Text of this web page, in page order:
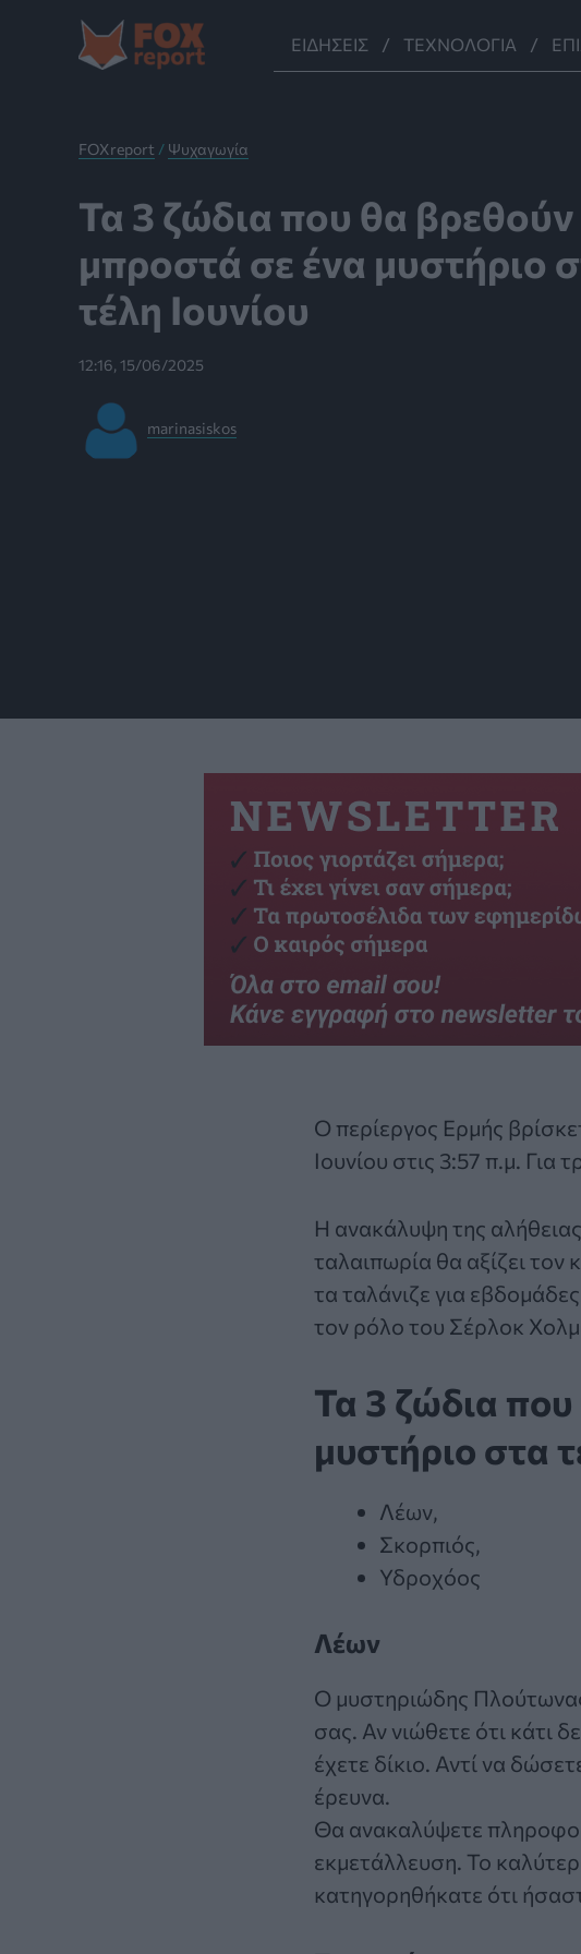
Μετάβαση
περιεχόμενο
ΕΙΔΉΣΕΙΣ ΤΕΧΝΟΛΟΓΊΑ
FOXreport / Ψυχαγωγία
Τα 3 ζώδια που θα βρεθούν
μπροστά σε ένα μυστήριο
τέλη Ιουνίου
12:16, 15/06/2025
marinasiskos
Ο περίεργος Ερμής
Ιουνίου στις 3:57 π.μ. Για
Η ανακάλυψη της
ταλαιπωρία θα αξίζει τον
τα ταλάνιζε για
τον ρόλο του Σέρλοκ
Τα 3 ζώδια
μυστήριο στα
Λέων,
Σκορπιός,
Υδροχόος
Λέων
Ο μυστηριώδης
σας. Αν νιώθετε ότι κάτι
έχετε δίκιο. Αντί να
έρευνα.
Θα ανακαλύψετε
εκμετάλλευση. Το
κατηγορηθήκατε ότι